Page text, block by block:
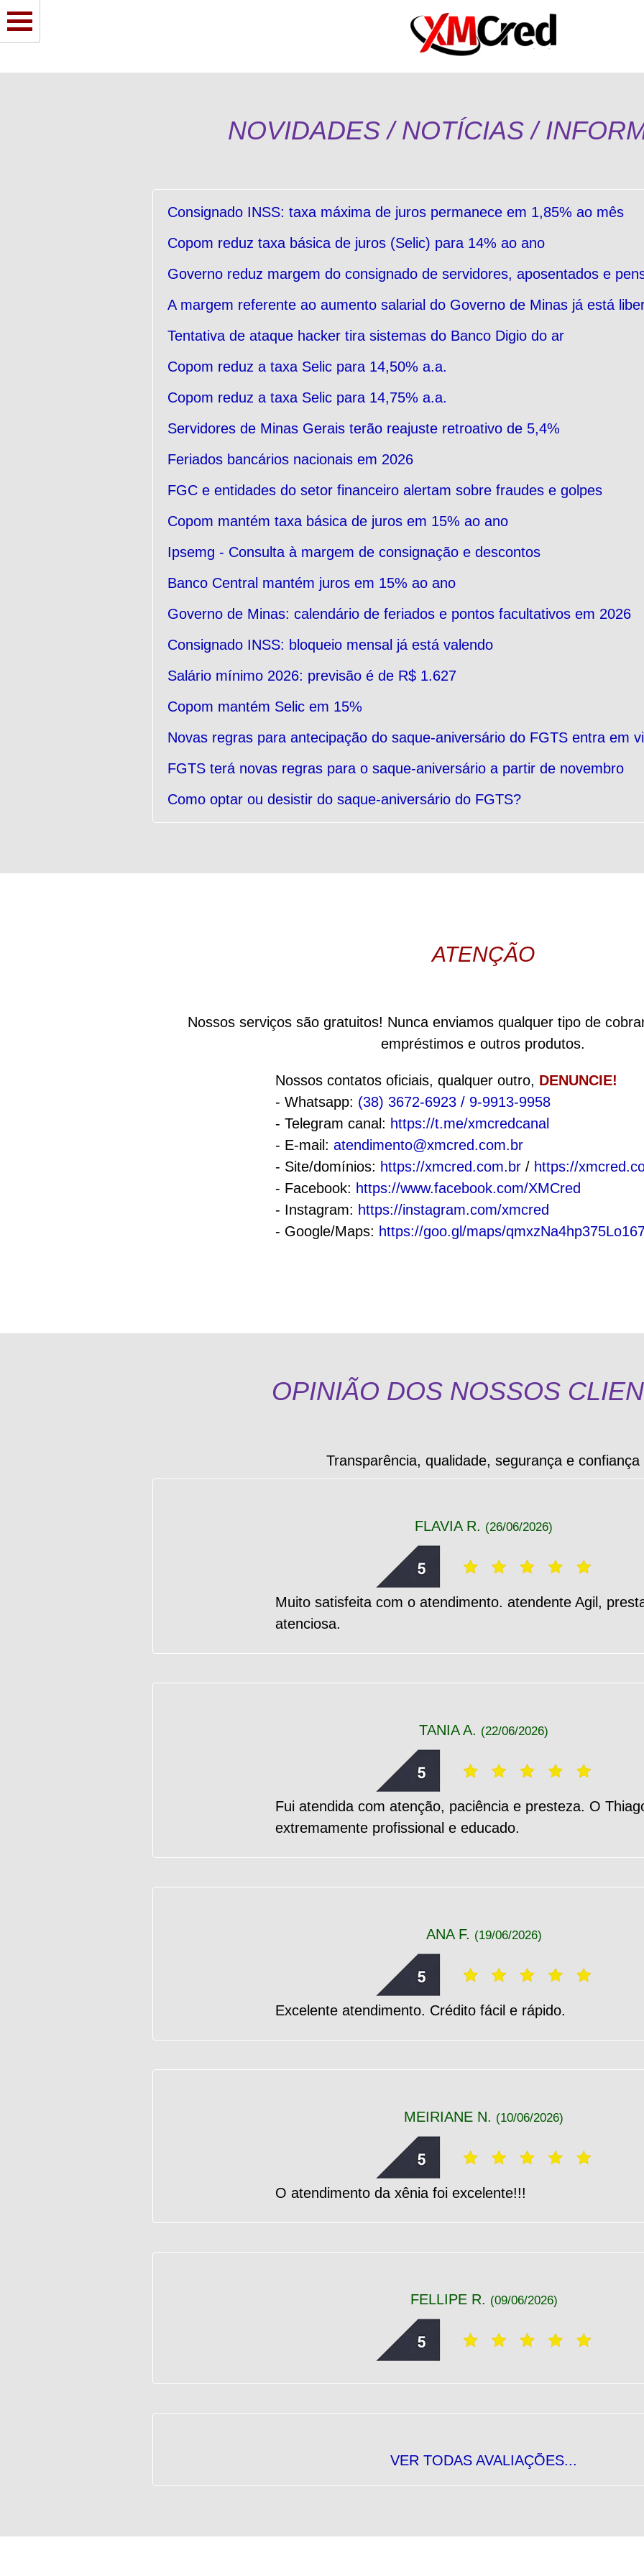
NOVIDADES / NOTÍCIAS /
Consignado INSS: taxa máxima de juros permanece em 1,85% ao mês
Copom reduz taxa básica de juros (Selic) para 14% ao ano
Governo reduz margem do consignado de servidores, aposentados e
A margem referente ao aumento salarial do Governo de Minas já está
Tentativa de ataque hacker tira sistemas do Banco Digio do ar
Copom reduz a taxa Selic para 14,50% a.a.
Copom reduz a taxa Selic para 14,75% a.a.
Servidores de Minas Gerais terão reajuste retroativo de 5,4%
Feriados bancários nacionais em 2026
FGC e entidades do setor financeiro alertam sobre fraudes e golpes
Copom mantém taxa básica de juros em 15% ao ano
Ipsemg - Consulta à margem de consignação e descontos
Banco Central mantém juros em 15% ao ano
Governo de Minas: calendário de feriados e pontos facultativos em 2026
Consignado INSS: bloqueio mensal já está valendo
Salário mínimo 2026: previsão é de R$ 1.627
Copom mantém Selic em 15%
Novas regras para antecipação do saque-aniversário do FGTS entra em
FGTS terá novas regras para o saque-aniversário a partir de novembro
Como optar ou desistir do saque-aniversário do FGTS?
ATENÇÃO
Nossos serviços são gratuitos! Nunca enviamos qualquer tipo de
empréstimos e outros produtos.
Nossos contatos oficiais, qualquer outro, DENUNCIE!
- Whatsapp: (38) 3672-6923 / 9-9913-9958
- Telegram canal: https://t.me/xmcredcanal
- E-mail: atendimento@xmcred.com.br
- Site/domínios: https://xmcred.com.br / https://
- Facebook: https://www.facebook.com/XMCred
- Instagram: https://instagram.com/xmcred
- Google/Maps: https://goo.gl/maps/
OPINIÃO DOS NOSSOS
Transparência, qualidade, segurança e confiança
FLAVIA R. (26/06/2026)
Muito satisfeita com o atendimento. atendente Agil,
atenciosa.
TANIA A. (22/06/2026)
Fui atendida com atenção, paciência e presteza. O
extremamente profissional e educado.
ANA F. (19/06/2026)
Excelente atendimento. Crédito fácil e rápido.
MEIRIANE N. (10/06/2026)
O atendimento da xênia foi excelente!!!
FELLIPE R. (09/06/2026)
VER TODAS AVALIAÇÕES...